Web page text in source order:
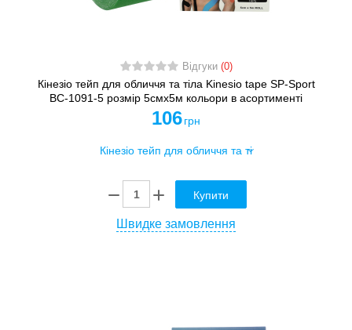
Відгуки (0)
Кінезіо тейп для обличчя та тіла Kinesio tape SP-Sport
BC-1091-5 розмір 5смх5м кольори в асортименті
106 грн
Купити
Швидке замовлення